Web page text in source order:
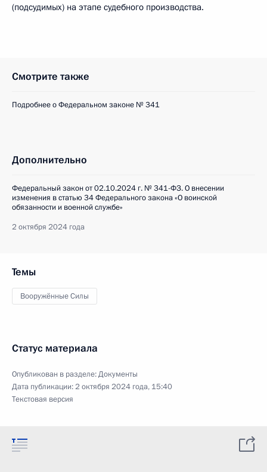
(подсудимых) на этапе судебного производства.
Смотрите также
Подробнее о Федеральном законе № 341
Дополнительно
Федеральный закон от 02.10.2024 г. № 341-ФЗ. О внесении
изменения в статью 34 Федерального закона «О воинской
обязанности и военной службе»
2 октября 2024 года
Темы
Вооружённые Силы
Статус материала
Опубликован в разделе:Документы
Дата публикации:2 октября 2024 года, 15:40
Текстовая версия